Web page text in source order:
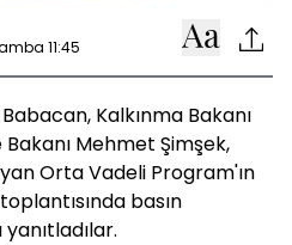
11:45
Kalkınma Bakanı
Mehmet Şimşek,
Orta Vadeli Program'ın
basın
yanıtladılar.